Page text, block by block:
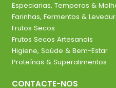
Especiarias, Temperos &
Farinhas, Fermentos &
Frutos Secos
Frutos Secos Artesanais
Higiene, Saúde & Bem-Estar
Proteínas & Superalimentos
CONTACTE-NOS